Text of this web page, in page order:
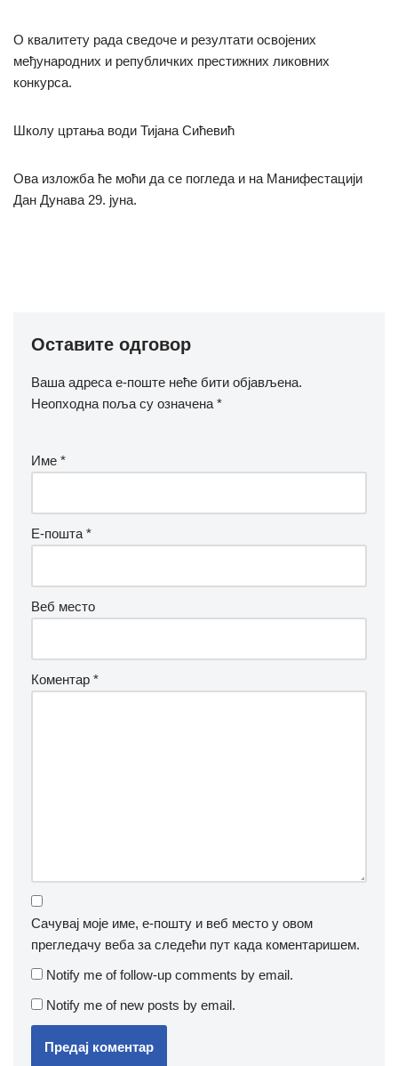
О квалитету рада сведоче и резултати освојених
међународних и републичких престижних ликовних
конкурса.
Школу цртања води Тијана Сићевић
Ова изложба ће моћи да се погледа и на Манифестацији
Дан Дунава 29. јуна.
Оставите одговор
Ваша адреса е-поште неће бити објављена.
Неопходна поља су означена *
Име *
Е-пошта *
Веб место
Коментар *
Сачувај моје име, е-пошту и веб место у овом
прегледачу веба за следећи пут када коментаришем.
Notify me of follow-up comments by email.
Notify me of new posts by email.